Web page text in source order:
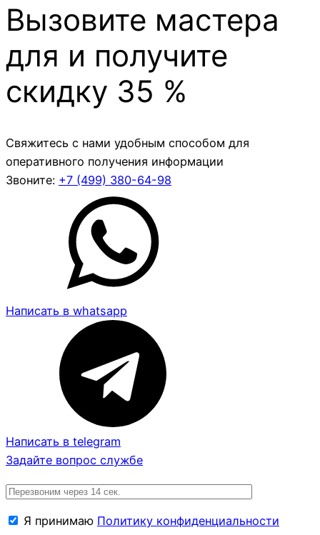
Вызовите мастера
для и получите
скидку 35 %
Свяжитесь с нами удобным способом для
оперативного получения информации
Звоните: +7 (499) 380-64-98
Написать в whatsapp
Написать в telegram
Задайте вопрос службе
Я принимаю Политику конфиденциальности